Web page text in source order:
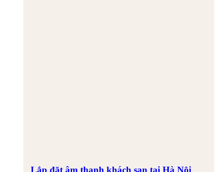
Lắp đặt âm thanh khách sạn tại Hà Nội